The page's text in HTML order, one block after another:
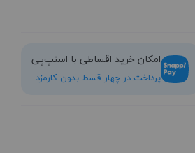
امکان خرید اقساطی با اسنپ‌پی
پرداخت در چهار قسط بدون کارمزد